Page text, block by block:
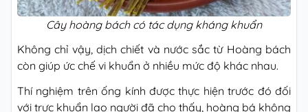
Cây hoàng bách có tác dụng kháng khuẩn
Không chỉ vậy, dịch chiết và nước sắc từ Hoàng bách
còn giúp ức chế vi khuẩn ở nhiều mức độ khác nhau.
Thí nghiệm trên ống kính được thực hiện trước đó đối
với trực khuẩn lao người đã cho thấy, hoàng bá không